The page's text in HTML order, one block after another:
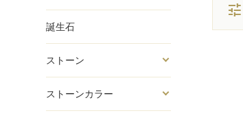
誕生石
ストーン
ストーンカラー
tune